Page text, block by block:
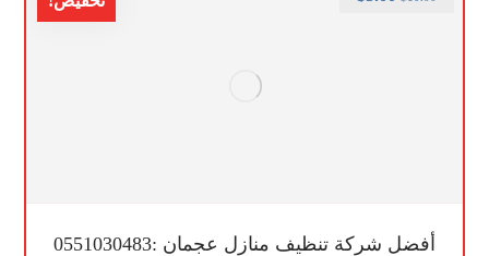
أفضل شركة تنظيف منازل عجمان :0551030483